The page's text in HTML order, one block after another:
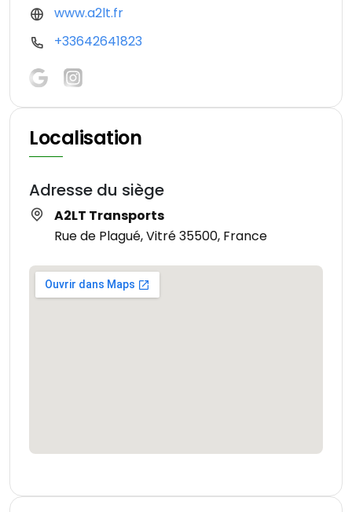
www.a2lt.fr
+33642641823
Localisation
Adresse du siège
A2LT Transports
Rue de Plagué, Vitré 35500, France